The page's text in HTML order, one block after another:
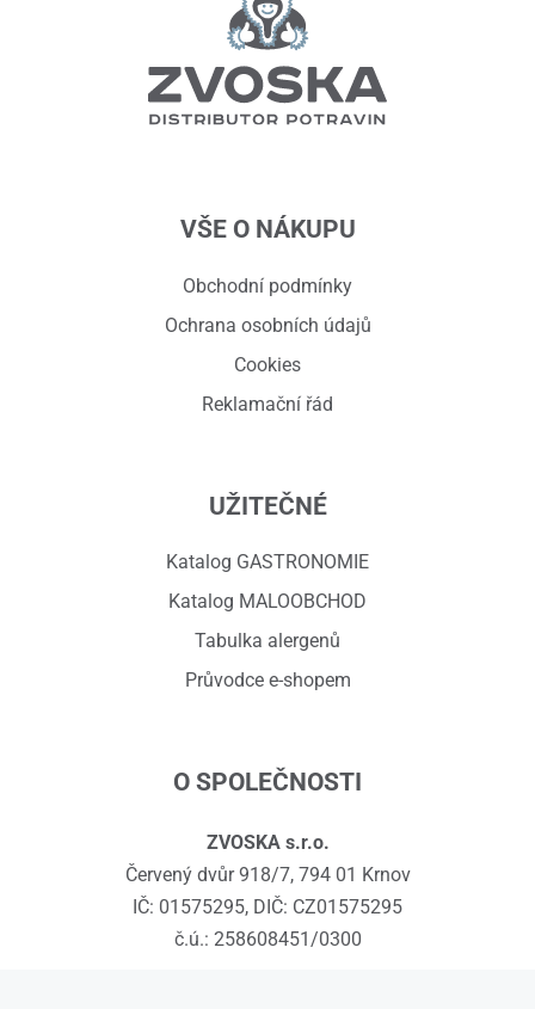
VŠE O NÁKUPU
Obchodní podmínky
Ochrana osobních údajů
Cookies
Reklamační řád
UŽITEČNÉ
Katalog GASTRONOMIE
Katalog MALOOBCHOD
Tabulka alergenů
Průvodce e-shopem
O SPOLEČNOSTI
ZVOSKA s.r.o.
Červený dvůr 918/7, 794 01 Krnov
IČ: 01575295, DIČ: CZ01575295
č.ú.: 258608451/0300